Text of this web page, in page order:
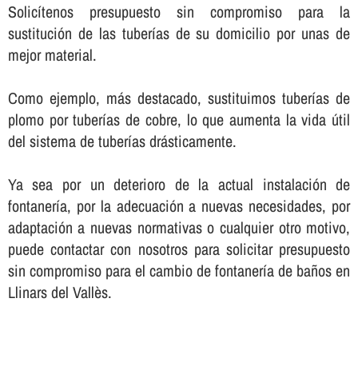
Solicí­tenos presupuesto sin compromiso para la
sustitución de las tuberí­as de su domicilio por unas de
mejor material.
Como ejemplo, más destacado, sustituimos tuberí­as de
plomo por tuberí­as de cobre, lo que aumenta la vida útil
del sistema de tuberí­as drásticamente.
Ya sea por un deterioro de la actual instalación de
fontanerí­a, por la adecuación a nuevas necesidades, por
adaptación a nuevas normativas o cualquier otro motivo,
puede contactar con nosotros para solicitar presupuesto
sin compromiso para el cambio de fontanerí­a de baños en
Llinars del Vallès.